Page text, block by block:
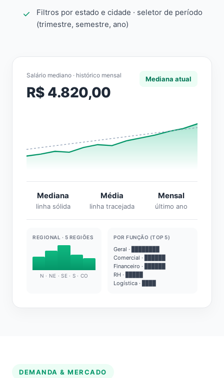
Filtros por estado e cidade · seletor de período
(trimestre, semestre, ano)
Salário mediano · histórico mensal
R$ 4.820,00
Mediana atual
Mediana
linha sólida
Média
linha tracejada
Mensal
último ano
REGIONAL · 5 REGIÕES
N · NE · SE · S · CO
POR FUNÇÃO (TOP 5)
Geral · ████████
Comercial · ██████
Financeiro · ██████
RH · █████
Logística · ████
DEMANDA & MERCADO